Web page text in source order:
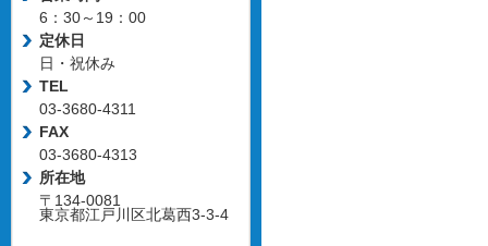
6：30～19：00
定休日
日・祝休み
TEL
03-3680-4311
FAX
03-3680-4313
所在地
〒134-0081
東京都江戸川区北葛西3-3-4